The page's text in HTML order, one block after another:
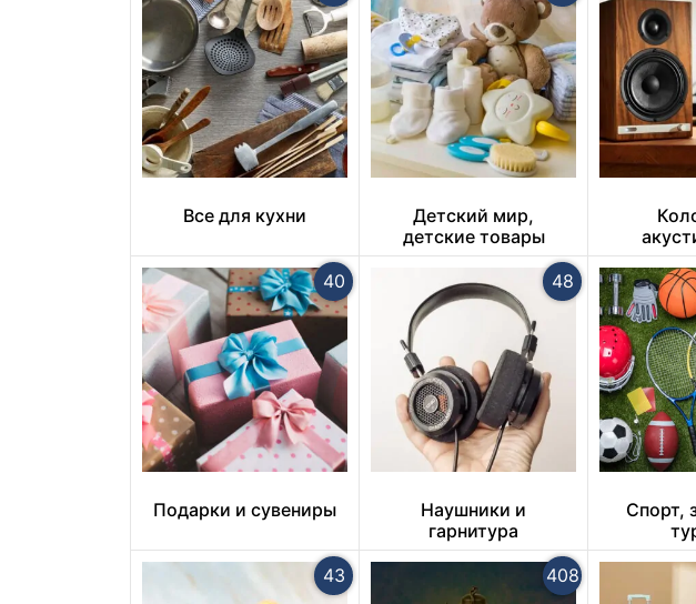
Все для кухни
Детский мир,
детские товары
40
Подарки и сувениры
48
Наушники и
гарнитура
Спорт,
43 408